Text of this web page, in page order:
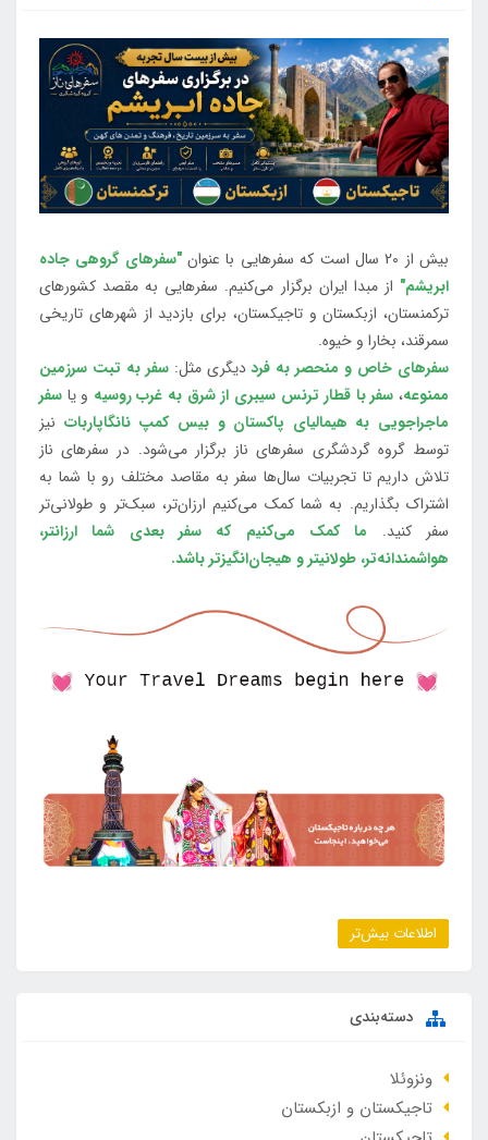
بیش از 20 سال است که سفرهایی با عنوان
"سفرهای گروهی جاده
ابریشم" از مبدا ایران برگزار می‌کنیم. سفرهایی به مقصد کشورهای
ترکمنستان، ازبکستان و تاجیکستان، برای بازدید از شهرهای تاریخی
سمرقند، بخارا و خیوه.
سفرهای خاص و منحصر به فرددیگری مثل:سفر به تبت سرزمین
ممنوعه، سفر با قطار ترنس سیبری از شرق به غرب روسیه و یا سفر
ماجراجویی به هیمالیای پاکستان و بیس کمپ نانگاپاربات نیز
توسط گروه گردشگری سفرهای ناز برگزار می‌شود. در سفرهای ناز
تلاش داریم تا تجربیات سال‌ها سفر به مقاصد مختلف رو با شما به
اشتراک بگذاریم. به شما کمک می‌کنیم ارزان‌تر، سبک‌تر و طولانی‌تر
سفر کنید. ما کمک می‌کنیم که سفر بعدی شما ارزانتر،
هواشمندانه‌تر، طولانی‎تر و هیجان‌انگیزتر باشد.
اطلاعات بیش‌تر
دسته‌بندی
ونزوئلا
تاجیکستان و ازبکستان